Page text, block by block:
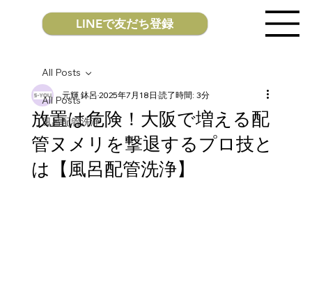
LINEで友だち登録
All Posts
風呂配管洗浄
All Posts
放置は危険！大阪で増える配
管ヌメリを撃退するプロ技と
は【風呂配管洗浄】
元輝 鉢呂2025年7月18日 読了時間: 3分